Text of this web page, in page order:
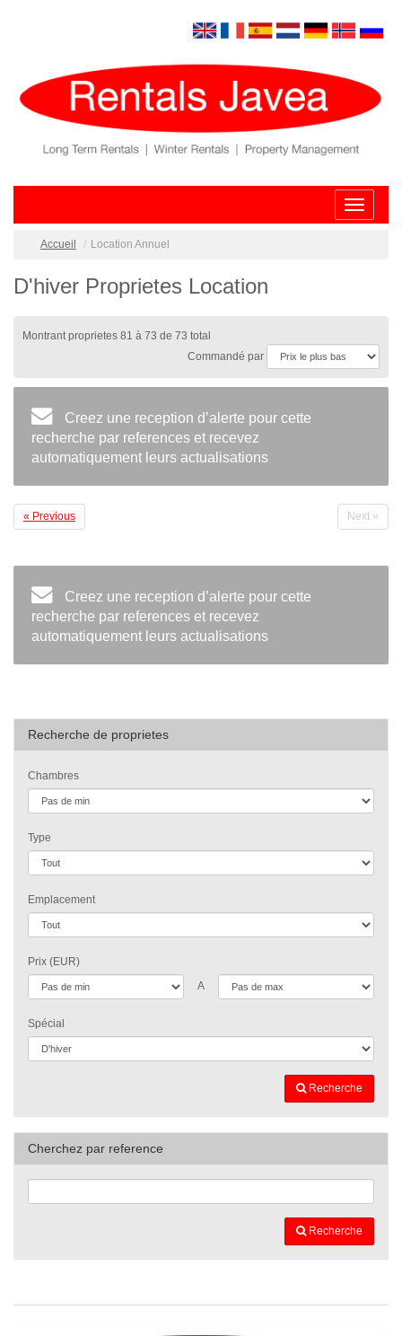
Toggle
Accueil
Location Annuel
D'hiver Proprietes Location
Montrant proprietes 81 à 73 de 73 total
Commandé par
Creez une reception d’alerte pour cette
recherche par references et recevez
automatiquement leurs actualisations
« Previous Next »
Creez une reception d’alerte pour cette
recherche par references et recevez
automatiquement leurs actualisations
Recherche de proprietes
Chambres
Type
Emplacement
Prix (EUR)
A
Spécial
Recherche
Cherchez par reference
Recherche